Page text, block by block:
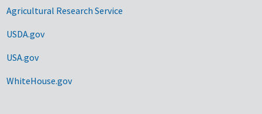
Agricultural Research Service
USDA.gov
USA.gov
WhiteHouse.gov